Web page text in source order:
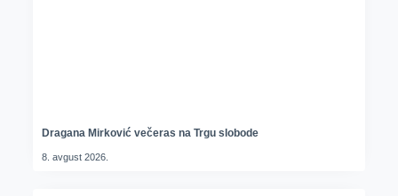
Dragana Mirković večeras na Trgu slobode
8. avgust 2026.